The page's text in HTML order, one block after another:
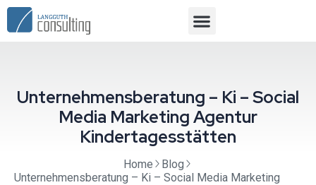
Unternehmensberatung – Ki – Social
Media Marketing Agentur
Kindertagesstätten
Home
Blog
Unternehmensberatung – Ki – Social Media Marketing